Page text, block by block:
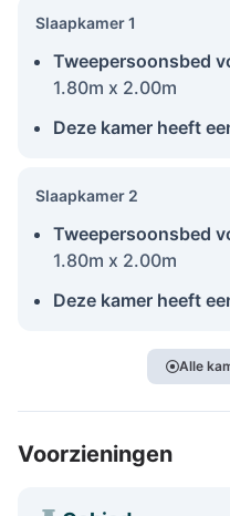
Slaapkamer 1
Tweepersoonsbed
1.80m x 2.00m
Deze kamer heeft
Slaapkamer 2
Tweepersoonsbed
1.80m x 2.00m
Deze kamer heeft
Alle
Voorzieningen